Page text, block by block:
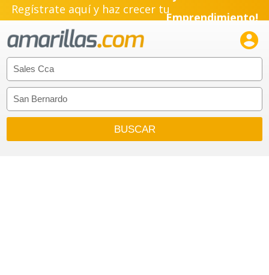
Regístrate aquí y haz crecer tuEmprendimiento!
